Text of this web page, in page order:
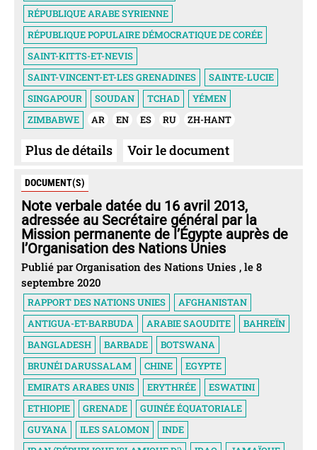
RÉPUBLIQUE ARABE SYRIENNE
RÉPUBLIQUE POPULAIRE DÉMOCRATIQUE DE CORÉE
SAINT-KITTS-ET-NEVIS
SAINT-VINCENT-ET-LES GRENADINES
SAINTE-LUCIE
SINGAPOUR
SOUDAN TCHAD
YÉMEN
ZIMBABWE
AR EN ES RU ZH-HANT
Plus de détails Voir le document
DOCUMENT(S)
Note verbale datée du 16 avril 2013,
adressée au Secrétaire général par la
Mission permanente de l’Égypte auprès de
l’Organisation des Nations Unies
Publié par Organisation des Nations Unies , le 8
septembre 2020
RAPPORT DES NATIONS UNIES
AFGHANISTAN
ANTIGUA-ET-BARBUDA
ARABIE SAOUDITE
BAHREÏN
BANGLADESH
BARBADE
BOTSWANA
BRUNÉI DARUSSALAM
CHINE
EGYPTE
EMIRATS ARABES UNIS
ERYTHRÉE
ESWATINI
ETHIOPIE
GRENADE
GUINÉE ÉQUATORIALE
GUYANA
ILES SALOMON
INDE